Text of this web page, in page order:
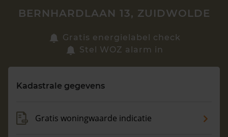
Zoek een woning
Maandag t/m vrijdag - 08:00 -18:00
BERNHARDLAAN 13, ZUIDWOLDE
Gratis energielabel check
Stel WOZ alarm in
Kadastrale gegevens
Gratis woningwaarde indicatie